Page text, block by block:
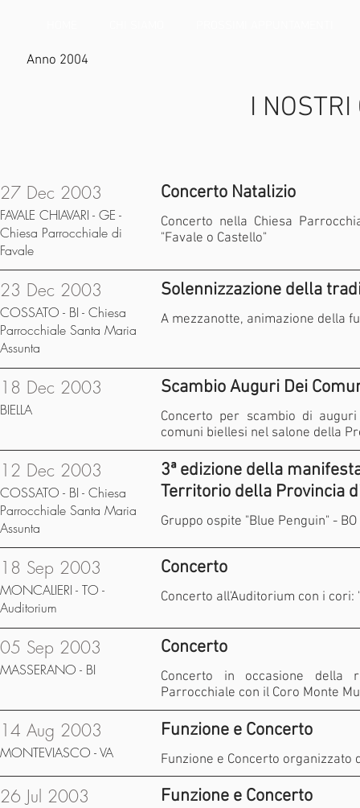
Anno 2004
I
27 Dec 2003
FAVALE CHIAVARI - GE -
Chiesa Parrocchiale di
Favale
Concerto Natalizio
Concerto nella Chiesa
"Favale o Castello"
23 Dec 2003
COSSATO - BI - Chiesa
Parrocchiale Santa Maria
Assunta
Solennizzazione della
A mezzanotte, animazione della
18 Dec 2003
BIELLA
Scambio Auguri Dei
Concerto per scambio di
comuni biellesi nel salone della
12 Dec 2003
COSSATO - BI - Chiesa
Parrocchiale Santa Maria
Assunta
3ª edizione della
Territorio della Provincia
Gruppo ospite "Blue Penguin" - BO
18 Sep 2003
MONCALIERI - TO -
Auditorium
Concerto
Concerto all'Auditorium con i cori:
05 Sep 2003
MASSERANO - BI
Concerto
Concerto in occasione della
Parrocchiale con il Coro Monte
14 Aug 2003
MONTEVIASCO - VA
Funzione e Concerto
Funzione e Concerto organizzato
26 Jul 2003 Funzione e Concerto